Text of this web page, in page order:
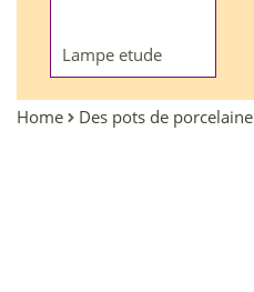
Lampe etude
Home Des pots de porcelaine